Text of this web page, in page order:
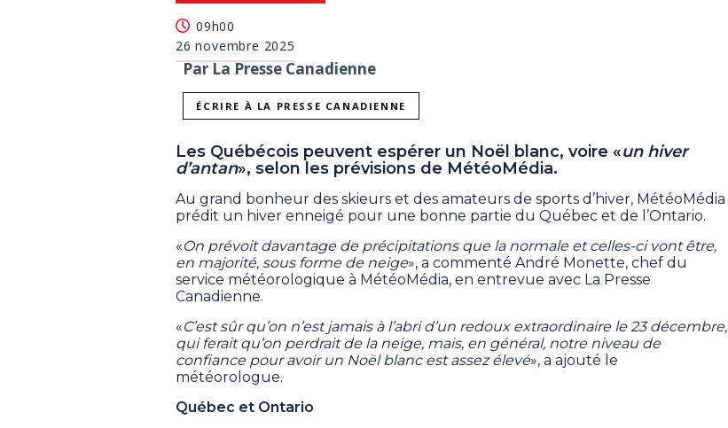
09h00
26 novembre 2025
Par La Presse Canadienne
ÉCRIRE À LA PRESSE CANADIENNE
Les Québécois peuvent espérer un Noël blanc, voire «un hiver
d’antan», selon les prévisions de MétéoMédia.
Au grand bonheur des skieurs et des amateurs de sports d’hiver, MétéoMédia
prédit un hiver enneigé pour une bonne partie du Québec et de l’Ontario.
«On prévoit davantage de précipitations que la normale et celles-ci vont être,
en majorité, sous forme de neige», a commenté André Monette, chef du
service météorologique à MétéoMédia, en entrevue avec La Presse
Canadienne.
«C’est sûr qu’on n’est jamais à l’abri d’un redoux extraordinaire le 23 décembre,
qui ferait qu’on perdrait de la neige, mais, en général, notre niveau de
confiance pour avoir un Noël blanc est assez élevé», a ajouté le
météorologue.
Québec et Ontario